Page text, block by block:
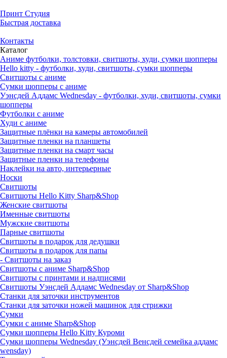
Принт Студия
Быстрая доставка
Контакты
Каталог
Аниме футболки, толстовки, свитшоты, худи, сумки шопперы
Hello kitty - футболки, худи, свитшоты, сумки шопперы
Свитшоты с аниме
Сумки шопперы с аниме
Уэнсдей Аддамс Wednesday - футболки, худи, свитшоты, сумки
шопперы
Футболки с аниме
Худи с аниме
Защитные плёнки на камеры автомобилей
Защитные пленки на планшеты
Защитные пленки на смарт часы
Защитные пленки на телефоны
Наклейки на авто, интерьерные
Носки
Свитшоты
Cвитшоты Hello Kitty Sharp&Shop
Женские свитшоты
Именные свитшоты
Мужские свитшоты
Парные свитшоты
Свитшоты в подарок для дедушки
Свитшоты в подарок для папы
- Свитшоты на заказ
Свитшоты с аниме Sharp&Shop
Свитшоты с принтами и надписями
Свитшоты Уэнсдей Аддамс Wednesday от Sharp&Shop
Станки для заточки инструментов
Станки для заточки ножей машинок для стрижки
Сумки
Сумки с аниме Sharp&Shop
Сумки шопперы Hello Kitty Куроми
Сумки шопперы Wednesday (Уэнсдей Венсдей семейка аддамс
wensday)